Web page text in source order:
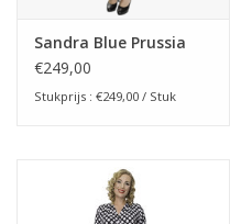
Sandra Blue Prussia
€249,00
Stukprijs : €249,00 / Stuk